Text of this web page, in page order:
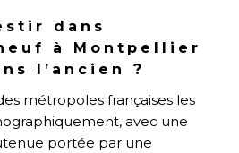
dans
à Montpellier
l’ancien ?
métropoles françaises les
avec une
portée par une